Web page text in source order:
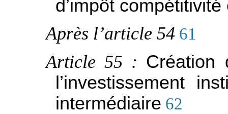
d’impôt compétitivité
Après l’article 5461
Article 55 : Création
l’investissement
intermédiaire 62